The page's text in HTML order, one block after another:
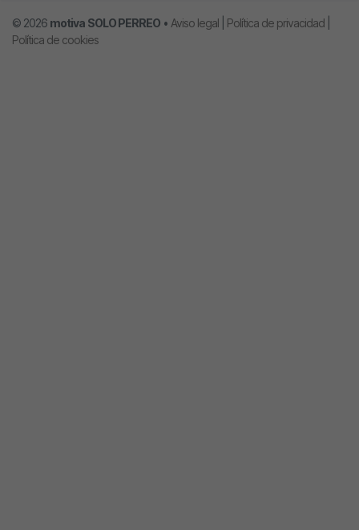
© 2026 motiva SOLO PERREO • Aviso legal Política de privacidad
Política de cookies